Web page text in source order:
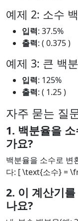
예제 2: 소수
입력: 37.5%
출력: ( 0.375 )
예제 3: 큰 백
입력: 125%
출력: ( 1.25 )
자주 묻는 질
1. 백분율을
가요?
백분율을 소수로 변
다: [ \text{소수} =
2. 이 계산기
나요?